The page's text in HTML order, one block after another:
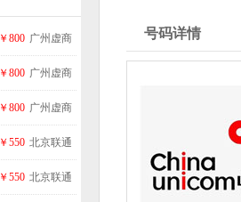
广州虚商
￥800
广州虚商
￥800
广州虚商
￥800
北京联通
￥550
北京联通
￥550
号码详情